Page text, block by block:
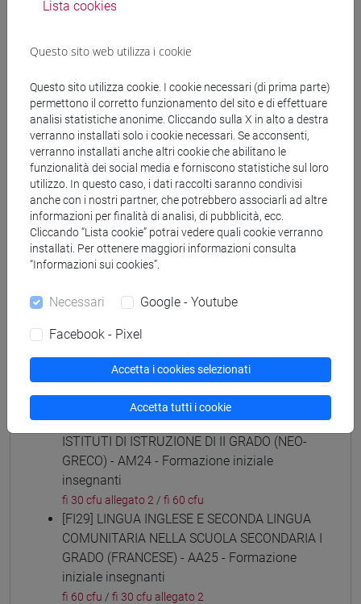
(CINESE) - AI24 - Formazione iniziale
fi 30 cfu allegato 2 /fi 60 cfu
ISTITUTI DI ISTRUZIONE DI II GRADO
(GIAPPONESE) - AJ24 - Formazione iniziale
insegnanti
fi 60 cfu/fi 30 cfu allegato 2
[FI25] LINGUE E CULTURE STRANIERE NEGLI
ISTITUTI DI ISTRUZIONE DI II GRADO
(PORTOGHESE) - AN24 - Formazione iniziale
insegnanti
fi 30 cfu allegato 2/fi 60 cfu
[FI26] LINGUA E CULTURA STRANIERA
insegnanti
fi 30 cfu allegato 2
(ARABO) - AL24 - Formazione iniziale
insegnanti
fi 30 cfu allegato 2/fi 60 cfu
[FI28] LINGUE E CULTURE STRANIERE NEGLI
ISTITUTI DI ISTRUZIONE DI II GRADO (NEO-
GRECO) - AM24 - Formazione iniziale
insegnanti
fi 30 cfu allegato 2 / fi 60 cfu
[FI29] LINGUA INGLESE E SECONDA LINGUA
COMUNITARIA NELLA SCUOLA SECONDARIA I
GRADO (FRANCESE) - AA25 - Formazione
iniziale insegnanti
fi 60 cfu / fi 30 cfu allegato 2
Lista cookies
Questo sito web utilizza i cookie
Questo sito utilizza cookie. I cookie necessari (di prima parte)
permettono il corretto funzionamento del sito e di effettuare
analisi statistiche anonime. Cliccando sulla X in alto a destra
verranno installati solo i cookie necessari. Se acconsenti,
verranno installati anche altri cookie che abilitano le
funzionalità dei social media e forniscono statistiche sul loro
utilizzo. In questo caso, i dati raccolti saranno condivisi
anche con i nostri partner, che potrebbero associarli ad altre
informazioni per finalità di analisi, di pubblicità, ecc.
Cliccando “Lista cookie” potrai vedere quali cookie verranno
installati. Per ottenere maggiori informazioni consulta
“Informazioni sui cookies”.
Necessari Google - Youtube
Facebook - Pixel
Accetta i cookies selezionati
Accetta tutti i cookie